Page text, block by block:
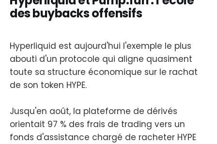
des buybacks offensifs
Hyperliquid est aujourd'hui l'exemple le plus
abouti d'un protocole qui aligne quasiment
toute sa structure économique sur le rachat
de son token HYPE.
Jusqu'en août, la plateforme de dérivés
orientait 97 % des frais de trading vers un
fonds d'assistance chargé de racheter HYPE